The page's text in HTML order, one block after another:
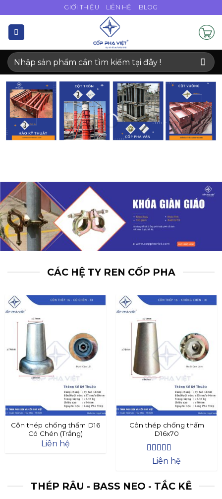
dung
GIỚI THIỆU LIÊN HỆ BLOG
Tìm
kiếm:
CÁC HỆ TY REN CỐP PHA
Côn thép chống thấm D16
Có Chén (Trắng)
Liên hệ
Côn thép chống thấm
D16x70
Được xếp
5
Liên hệ
THÉP RÂU - BASS NEO - TẮC KÊ